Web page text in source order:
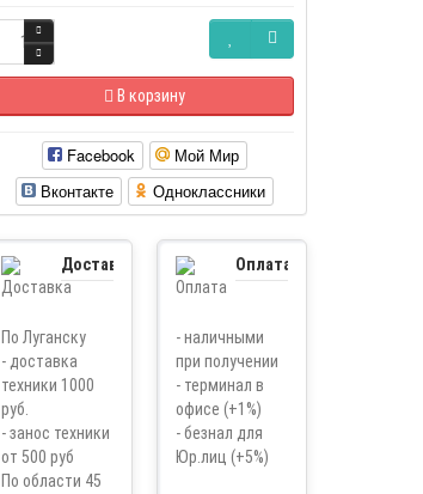
В корзину
Facebook
Мой Мир
Вконтакте
Одноклассники
Доставка
По Луганску
- доставка
техники 1000
руб.
- занос техники
от 500 руб
По области 45
Оплата
- наличными
при получении
- терминал в
офисе (+1%)
- безнал для
Юр.лиц (+5%)